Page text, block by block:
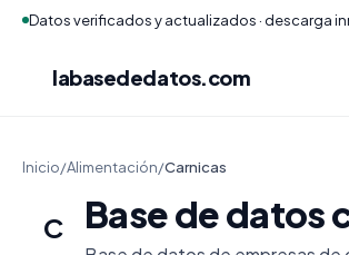
labasededatos.com
Inicio/Alimentación/Carnicas
C Base de datos